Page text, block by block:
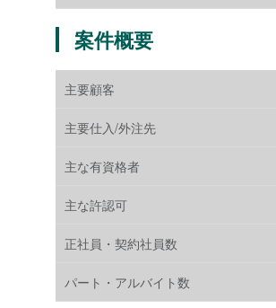
案件概要
主要顧客
主要仕入/外注先
主な有資格者
主な許認可
正社員・契約社員数
パート・アルバイト数